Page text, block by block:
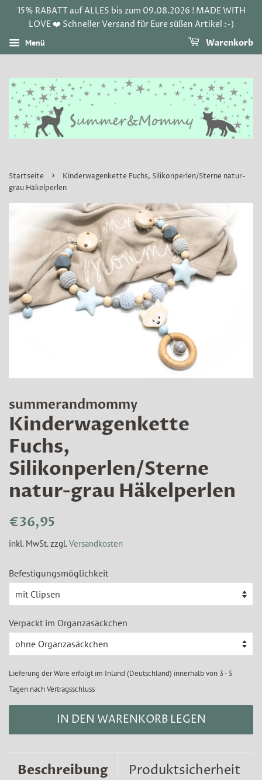
15% RABATT auf ALLES bis zum 09.08.2026 ! MADE WITH
LOVE ❤️ Schneller Versand für Eure süßen Artikel :-)
Menü Warenkorb
Startseite ›
Kinderwagenkette Fuchs, Silikonperlen/Sterne natur-
grau Häkelperlen
summerandmommy
Kinderwagenkette
Fuchs,
Silikonperlen/Sterne
natur-grau Häkelperlen
Normaler
€36,95
inkl. MwSt. zzgl.Versandkosten
Befestigungsmöglichkeit
Verpackt im Organzasäckchen
Lieferung der Ware erfolgt im Inland (Deutschland) innerhalb von 3 - 5
Tagen nach Vertragsschluss
IN DEN WARENKORB LEGEN
Beschreibung Produktsicherheit